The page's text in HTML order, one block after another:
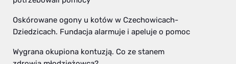
Oskórowane ogony u kotów w Czechowicach-
Dziedzicach. Fundacja alarmuje i apeluje o pomoc
Wygrana okupiona kontuzją. Co ze stanem